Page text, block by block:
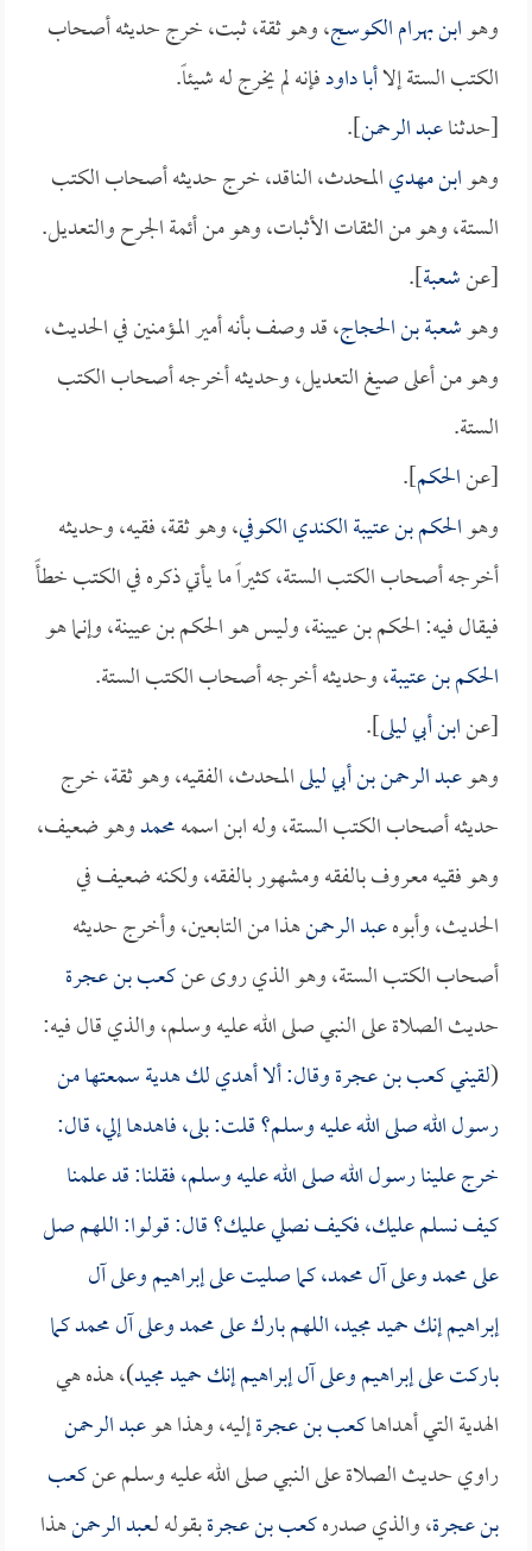
وهوابن بهرام الكوسج، وهو ثقة، ثبت، خرج حديثه أصحاب
الكتب الستة إلاأبا داودفإنه لم يخرج له شيئاً.
[حدثناعبد الرحمن].
وهوابن مهديالمحدث، الناقد، خرج حديثه أصحاب الكتب
الستة، وهو من الثقات الأثبات، وهو من أئمة الجرح والتعديل.
[عنشعبة].
وهوشعبة بن الحجاج، قد وصف بأنه أمير المؤمنين في الحديث،
وهو من أعلى صيغ التعديل، وحديثه أخرجه أصحاب الكتب
الستة.
[عنالحكم].
وهوالحكم بن عتيبة الكندي الكوفي، وهو ثقة، فقيه، وحديثه
أخرجه أصحاب الكتب الستة، كثيراً ما يأتي ذكره في الكتب خطأً
فيقال فيه: الحكم بن عيينة، وليس هو الحكم بن عيينة، وإنما هو
الحكم بن عتيبة، وحديثه أخرجه أصحاب الكتب الستة.
[عنابن أبي ليلى].
وهوعبد الرحمن بن أبي ليلىالمحدث، الفقيه، وهو ثقة، خرج
حديثه أصحاب الكتب الستة، وله ابن اسمهمحمدوهو ضعيف،
وهو فقيه معروف بالفقه ومشهور بالفقه، ولكنه ضعيف في
الحديث، وأبوهعبد الرحمنهذا من التابعين، وأخرج حديثه
أصحاب الكتب الستة، وهو الذي روى عنكعب بن عجرة
حديث الصلاة على النبي صلى الله عليه وسلم، والذي قال فيه:
(لقينيكعب بن عجرةوقال: ألا أهدي لك هدية سمعتها من
رسول الله صلى الله عليه وسلم؟ قلت: بلى، فاهدها إلي، قال:
خرج علينا رسول الله صلى الله عليه وسلم، فقلنا: قد علمنا
كيف نسلم عليك، فكيف نصلي عليك؟ قال: قولوا: اللهم صل
على محمد وعلى آل محمد، كما صليت على إبراهيم وعلى آل
إبراهيم إنك حميد مجيد، اللهم بارك على محمد وعلى آل محمد كما
باركت على إبراهيم وعلى آل إبراهيم إنك حميد مجيد)، هذه هي
الهدية التي أهداهاكعب بن عجرةإليه، وهذا هوعبد الرحمن
راوي حديث الصلاة على النبي صلى الله عليه وسلم عنكعب
بن عجرة، والذي صدرهكعب بن عجرةبقوله لـعبد الرحمنهذا